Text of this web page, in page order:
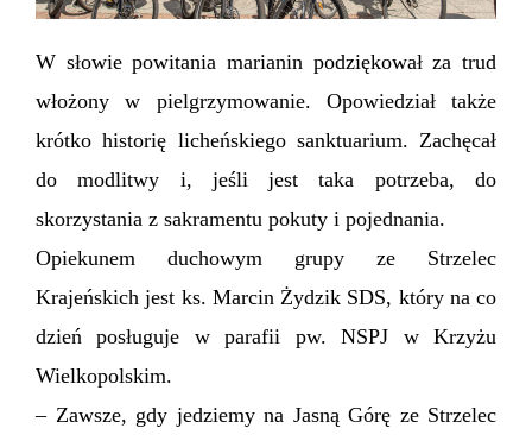
W słowie powitania marianin podziękował za trud
włożony w pielgrzymowanie. Opowiedział także
krótko historię licheńskiego sanktuarium. Zachęcał
do modlitwy i, jeśli jest taka potrzeba, do
skorzystania z sakramentu pokuty i pojednania.
Opiekunem duchowym grupy ze Strzelec
Krajeńskich jest ks. Marcin Żydzik SDS, który na co
dzień posługuje w parafii pw. NSPJ w Krzyżu
Wielkopolskim.
– Zawsze, gdy jedziemy na Jasną Górę ze Strzelec